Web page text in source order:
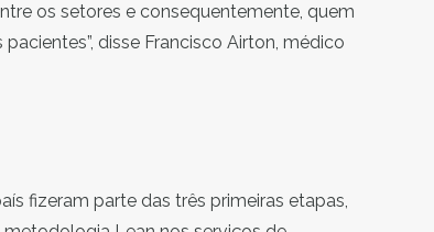
os setores e consequentemente, quem
disse Francisco Airton, médico
fizeram parte das três primeiras etapas,